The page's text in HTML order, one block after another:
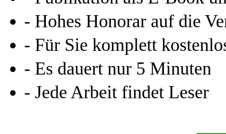
- Hohes Honorar auf die
- Für Sie komplett
- Es dauert nur 5 Minuten
- Jede Arbeit findet Leser